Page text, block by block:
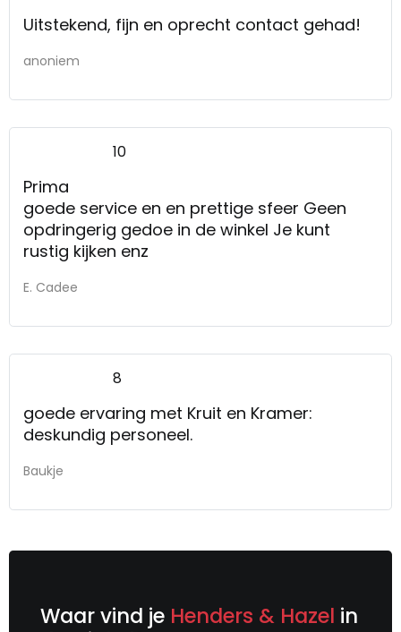
Uitstekend, fijn en oprecht contact gehad!
anoniem
10
Prima
goede service en en prettige sfeer Geen
opdringerig gedoe in de winkel Je kunt
rustig kijken enz
E. Cadee
8
goede ervaring met Kruit en Kramer:
deskundig personeel.
Baukje
Waar vind je Henders & Hazel in